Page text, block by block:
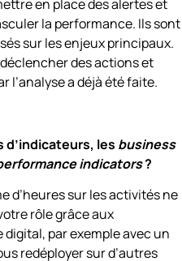
en place des alertes et
la performance. Ils sont
sur les enjeux principaux.
des actions et
l’analyse a déjà été faite.
d’indicateurs, les business
indicators?
d’heures sur les activités ne
rôle grâce aux
par exemple avec un
redéployer sur d’autres